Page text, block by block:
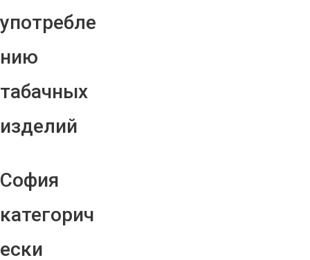
употребле
нию
табачных
изделий
София
категорич
ески